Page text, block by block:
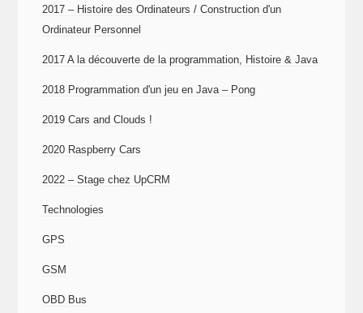
2017 – Histoire des Ordinateurs / Construction d'un
Ordinateur Personnel
2017 A la découverte de la programmation, Histoire & Java
2018 Programmation d'un jeu en Java – Pong
2019 Cars and Clouds !
2020 Raspberry Cars
2022 – Stage chez UpCRM
Technologies
GPS
GSM
OBD Bus